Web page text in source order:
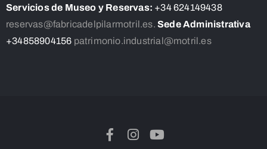
Servicios de Museo y Reservas: +34 624149438
reservas@fabricadelpilarmotril.es. Sede Administrativa
+34858904156 patrimonio.industrial@motril.es